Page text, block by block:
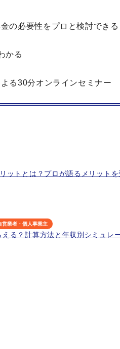
金の必要性をプロと検討できる
かる
よる30分オンラインセミナー
ットとは？プロが語るメリット
営業者・個人事業主
る？計算方法と年収別シミュレ